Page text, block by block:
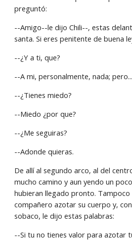
preguntó:
--Amigo--le dijo Chili--, estas
santa. Si eres penitente de buena
--¿Y a ti, que?
--A mi, personalmente, nada; pero...
--¿Tienes miedo?
--Miedo ¿por que?
--¿Me seguiras?
--Adonde quieras.
De allí al segundo arco, al del
mucho camino y aun yendo un
hubieran llegado pronto. Tampoco
compañero azotar su cuerpo y,
sobaco, le dijo estas palabras:
--Si tu no tienes valor para azotar